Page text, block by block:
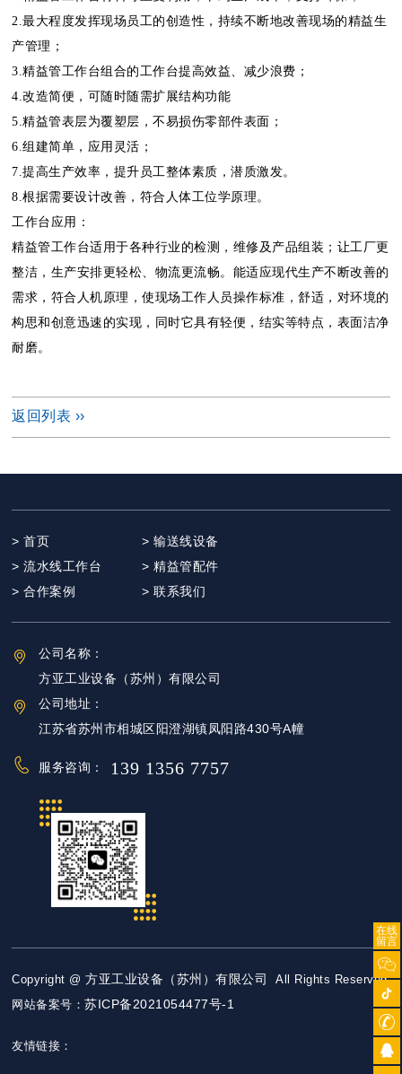
2.最大程度发挥现场员工的创造性，持续不断地改善现场的精益生
产管理；
3.精益管工作台组合的工作台提高效益、减少浪费；
4.改造简便，可随时随需扩展结构功能
5.精益管表层为覆塑层，不易损伤零部件表面；
6.组建简单，应用灵活；
7.提高生产效率，提升员工整体素质，潜质激发。
8.根据需要设计改善，符合人体工位学原理。
工作台应用：
精益管工作台适用于各种行业的检测，维修及产品组装；让工厂更
整洁，生产安排更轻松、物流更流畅。能适应现代生产不断改善的
需求，符合人机原理，使现场工作人员操作标准，舒适，对环境的
构思和创意迅速的实现，同时它具有轻便，结实等特点，表面洁净
耐磨。
返回列表 ››
> 首页
> 输送线设备
> 流水线工作台
> 精益管配件
> 合作案例
> 联系我们
公司名称：
方亚工业设备（苏州）有限公司
公司地址：
江苏省苏州市相城区阳澄湖镇凤阳路430号A幢
服务咨询： 139 1356 7757
Copyright @方亚工业设备（苏州）有限公司
All Rights Reserved
网站备案号：苏ICP备2021054477号-1
友情链接：
在线
留言